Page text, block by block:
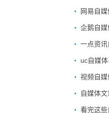
网易自
企鹅自
一点资
uc自媒
视频自
自媒体
看完这些